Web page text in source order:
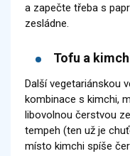
a zapečte třeba s
zesládne.
Tofu a
Další vegetariánskou
kombinace s kimchi,
libovolnou čerstvou
tempeh (ten už je
místo kimchi spíše